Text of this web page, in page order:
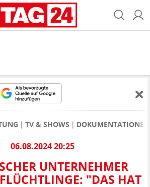
TV & SHOWS DOKUMENTATIONEN
06.08.2024 20:25
UNTERNEHMER
"DAS HAT